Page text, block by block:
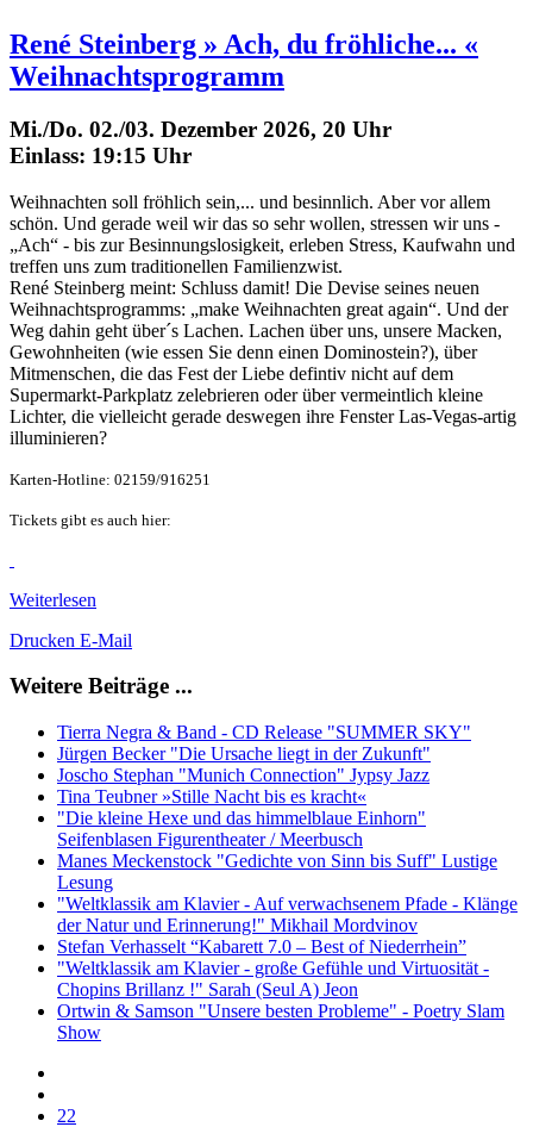
René Steinberg » Ach, du fröhliche... «
Weihnachtsprogramm
Mi./Do. 02./03. Dezember 2026, 20 Uhr
Einlass: 19:15 Uhr
Weihnachten soll fröhlich sein,... und besinnlich. Aber vor allem
schön. Und gerade weil wir das so sehr wollen, stressen wir uns -
„Ach“ - bis zur Besinnungslosigkeit, erleben Stress, Kaufwahn und
treffen uns zum traditionellen Familienzwist.
René Steinberg meint: Schluss damit! Die Devise seines neuen
Weihnachtsprogramms: „make Weihnachten great again“. Und der
Weg dahin geht über´s Lachen. Lachen über uns, unsere Macken,
Gewohnheiten (wie essen Sie denn einen Dominostein?), über
Mitmenschen, die das Fest der Liebe defintiv nicht auf dem
Supermarkt-Parkplatz zelebrieren oder über vermeintlich kleine
Lichter, die vielleicht gerade deswegen ihre Fenster Las-Vegas-artig
illuminieren?
Karten-Hotline: 02159/916251
Tickets gibt es auch hier:
Weiterlesen
Drucken E-Mail
Weitere Beiträge ...
Tierra Negra & Band - CD Release "SUMMER SKY"
Jürgen Becker "Die Ursache liegt in der Zukunft"
Joscho Stephan "Munich Connection" Jypsy Jazz
Tina Teubner »Stille Nacht bis es kracht«
"Die kleine Hexe und das himmelblaue Einhorn"
Seifenblasen Figurentheater / Meerbusch
Manes Meckenstock "Gedichte von Sinn bis Suff" Lustige
Lesung
"Weltklassik am Klavier - Auf verwachsenem Pfade - Klänge
der Natur und Erinnerung!" Mikhail Mordvinov
Stefan Verhasselt “Kabarett 7.0 – Best of Niederrhein”
"Weltklassik am Klavier - große Gefühle und Virtuosität -
Chopins Brillanz !" Sarah (Seul A) Jeon
Ortwin & Samson "Unsere besten Probleme" - Poetry Slam
Show
22